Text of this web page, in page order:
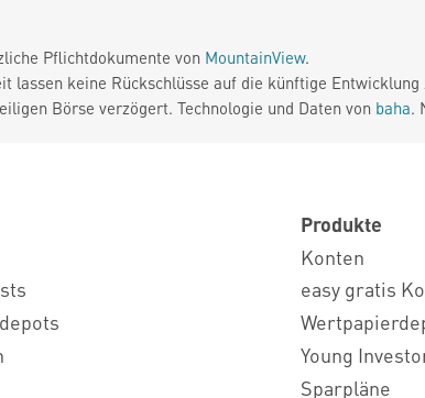
Pflichtdokumente von MountainView.
lassen keine Rückschlüsse auf die künftige Entwicklung
Börse verzögert. Technologie und Daten von baha.
Produkte
Konten
easy gratis
Young
Sparpläne